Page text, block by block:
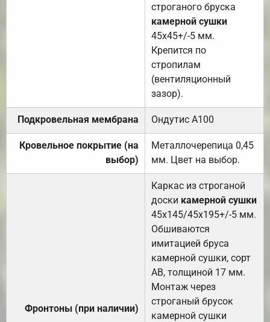
строганого бруска
камерной сушки
45х45+/-5 мм.
Крепится по
стропилам
(вентиляционный
зазор).
Подкровельная мембрана Ондутис А100
Кровельное покрытие (на
выбор)
Металлочерепица 0,45
мм. Цвет на выбор.
Фронтоны (при наличии)
Каркас из строганой
доски камерной сушки
45х145/45х195+/-5 мм.
Обшиваются
имитацией бруса
камерной сушки, сорт
АВ, толщиной 17 мм.
Монтаж через
строганый брусок
камерной сушки